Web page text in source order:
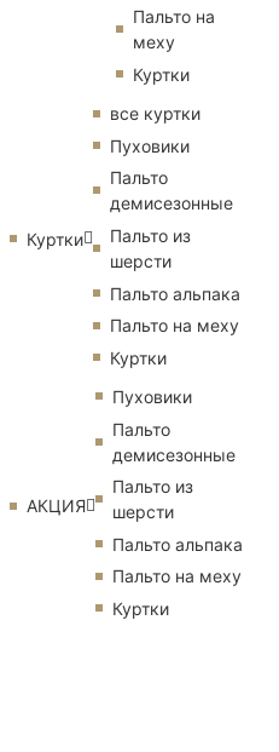
Пальто на
меху
Куртки
Куртки
все куртки
Пуховики
Пальто
демисезонные
Пальто из
шерсти
Пальто альпака
Пальто на меху
Куртки
АКЦИЯ
Пуховики
Пальто
демисезонные
Пальто из
шерсти
Пальто альпака
Пальто на меху
Куртки